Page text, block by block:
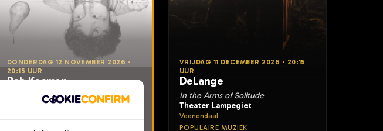
DONDERDAG 12 NOVEMBER 2026 •
20:15 UUR
Bob Koomen
Theater Lampegiet
VRIJDAG 11 DECEMBER 2026 • 20:15
UUR
DeLange
In the Arms of Solitude
Theater Lampegiet
Veenendaal
POPULAIRE MUZIEK